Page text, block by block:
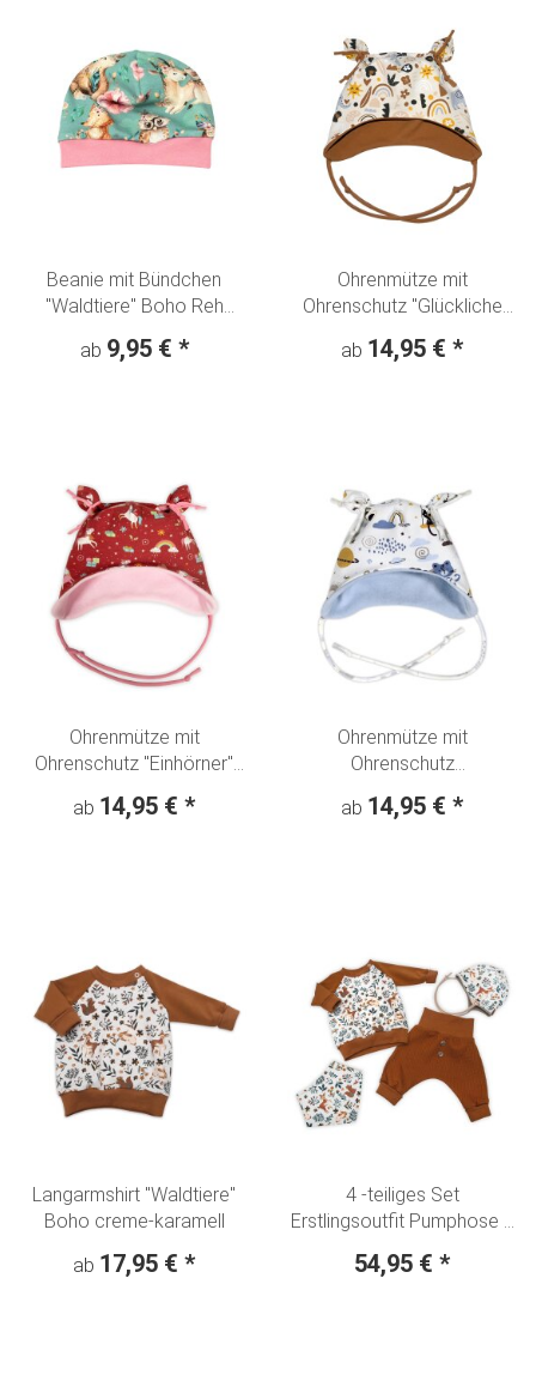
Beanie mit Bündchen
"Waldtiere" Boho Reh
ab 9,95 € *
Ohrenmütze mit
Ohrenschutz "Glückliche
beige
ab 14,95 € *
Ohrenmütze mit
Ohrenschutz "Einhörner"
ab 14,95 € *
Ohrenmütze mit
Ohrenschutz
creme
ab 14,95 € *
Langarmshirt "Waldtiere"
Boho creme-karamell
ab 17,95 € *
4 -teiliges Set
Erstlingsoutfit Pumphose +
Halstuch "Kleine Waldtiere"
54,95 € *